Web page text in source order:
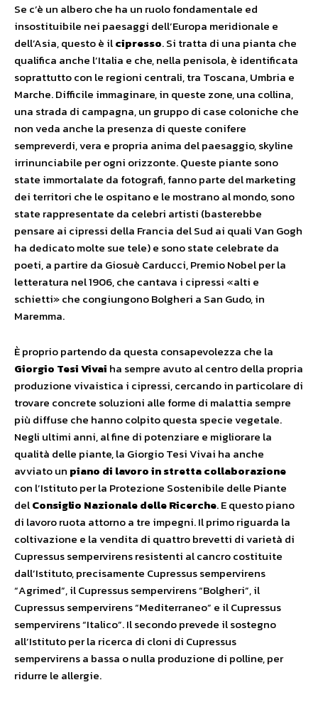
Se c’è un albero che ha un ruolo fondamentale ed
insostituibile nei paesaggi dell’Europa meridionale e
dell’Asia, questo è ilcipresso. Si tratta di una pianta che
qualifica anche l’Italia e che, nella penisola, è identificata
soprattutto con le regioni centrali, tra Toscana, Umbria e
Marche. Difficile immaginare, in queste zone, una collina,
una strada di campagna, un gruppo di case coloniche che
non veda anche la presenza di queste conifere
sempreverdi, vera e propria anima del paesaggio, skyline
irrinunciabile per ogni orizzonte. Queste piante sono
state immortalate da fotografi, fanno parte del marketing
dei territori che le ospitano e le mostrano al mondo, sono
state rappresentate da celebri artisti (basterebbe
pensare ai cipressi della Francia del Sud ai quali Van Gogh
ha dedicato molte sue tele) e sono state celebrate da
poeti, a partire da Giosuè Carducci, Premio Nobel per la
letteratura nel 1906, che cantava i cipressi «alti e
schietti» che congiungono Bolgheri a San Gudo, in
Maremma.
È proprio partendo da questa consapevolezza che la
Giorgio Tesi Vivai ha sempre avuto al centro della propria
produzione vivaistica i cipressi, cercando in particolare di
trovare concrete soluzioni alle forme di malattia sempre
più diffuse che hanno colpito questa specie vegetale.
Negli ultimi anni, al fine di potenziare e migliorare la
qualità delle piante, la Giorgio Tesi Vivai ha anche
avviato un piano di lavoro in stretta collaborazione
con l’Istituto per la Protezione Sostenibile delle Piante
delConsiglio Nazionale delle Ricerche. E questo piano
di lavoro ruota attorno a tre impegni. Il primo riguarda la
coltivazione e la vendita di quattro brevetti di varietà di
Cupressus sempervirens resistenti al cancro costituite
dall’Istituto, precisamente Cupressus sempervirens
“Agrimed”, il Cupressus sempervirens “Bolgheri”, il
Cupressus sempervirens “Mediterraneo” e il Cupressus
sempervirens “Italico”. Il secondo prevede il sostegno
all’Istituto per la ricerca di cloni di Cupressus
sempervirens a bassa o nulla produzione di polline, per
ridurre le allergie.